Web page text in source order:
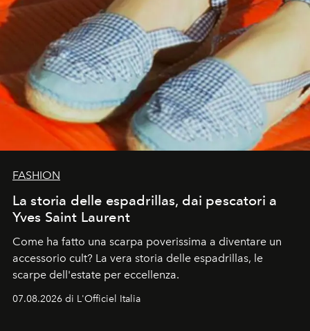
FASHION
La storia delle espadrillas, dai pescatori a
Yves Saint Laurent
Come ha fatto una scarpa poverissima a diventare un
accessorio cult? La vera storia delle espadrillas, le
scarpe dell'estate per eccellenza.
07.08.2026 di L'Officiel Italia